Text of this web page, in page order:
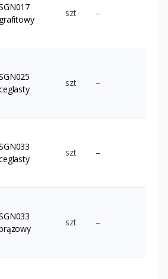
grafitowy
szt –
szt –
szt –
szt –